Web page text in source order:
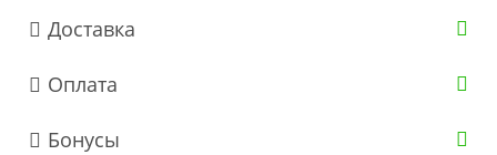
Миндалем
гр.
Доставка
Оплата
Бонусы